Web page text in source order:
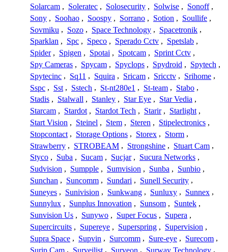
Solarcam , Soleratec , Solosecurity , Solwise , Sonoff ,
Sony , Soohao , Soospy , Sorrano , Sotion , Soullife ,
Sovmiku , Sozo , Space Technology , Spacetronik ,
Sparklan , Spc , Speco , Sperado Cctv , Spetslab ,
Spider , Spigen , Spotai , Spotcam , Sprint Cctv ,
Spy Cameras , Spycam , Spyclops , Spydroid , Spytech ,
Spytecinc , Sq11 , Squira , Sricam , Sricctv , Srihome ,
Sspc , Sst , Sstech , St-nt280e1 , St-team , Stabo ,
Stadis , Stalwall , Stanley , Star Eye , Star Vedia ,
Starcam , Stardot , Stardot Tech , Starir , Starlight ,
Start Vision , Steinel , Stem , Steren , Stipelectronics ,
Stopcontact , Storage Options , Storex , Storm ,
Strawberry , STROBEAM , Strongshine , Stuart Cam ,
Styco , Suba , Sucam , Sucjar , Sucura Networks ,
Sudvision , Sumpple , Sumvision , Sunba , Sunbio ,
Sunchan , Suncomm , Sundari , Sunell Security ,
Suneyes , Sunivision , Sunkwang , Sunluxy , Sunnex ,
Sunnylux , Sunplus Innovation , Sunsom , Suntek ,
Sunvision Us , Sunywo , Super Focus , Supera ,
Supercircuits , Supereye , Superspring , Supervision ,
Supra Space , Supvin , Surcomm , Sure-eye , Surecom ,
Surip Cam , Surveilist , Surveon , Surway Technology ,